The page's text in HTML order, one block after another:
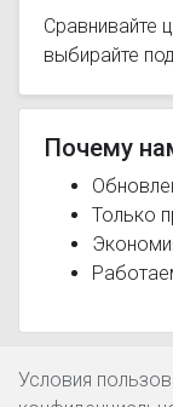
Сравнивайте
выбирайте
Почему
Только
Условия